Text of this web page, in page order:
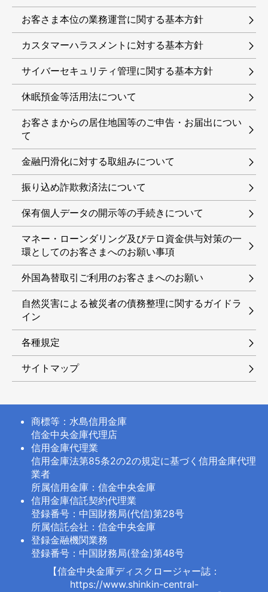
お客さま本位の業務運営に関する基本方針
カスタマーハラスメントに対する基本方針
サイバーセキュリティ管理に関する基本方針
休眠預金等活用法について
お客さまからの居住地国等のご申告・お届出につい
て
金融円滑化に対する取組みについて
振り込め詐欺救済法について
保有個人データの開示等の手続きについて
マネー・ローンダリング及びテロ資金供与対策の一
環としてのお客さまへのお願い事項
外国為替取引ご利用のお客さまへのお願い
自然災害による被災者の債務整理に関するガイドラ
イン
各種規定
サイトマップ
商標等：水島信用金庫
信金中央金庫代理店
信用金庫代理業
信用金庫法第85条2の2の規定に基づく信用金庫代理
業者
所属信用金庫：信金中央金庫
信用金庫信託契約代理業
登録番号：中国財務局(代信)第28号
所属信託会社：信金中央金庫
登録金融機関業務
登録番号：中国財務局(登金)第48号
【信金中央金庫ディスクロージャー誌：
https://www.shinkin-central-